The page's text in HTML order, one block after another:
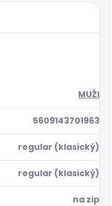
MUŽI
5609143701963
regular (klasický)
regular (klasický)
na zip